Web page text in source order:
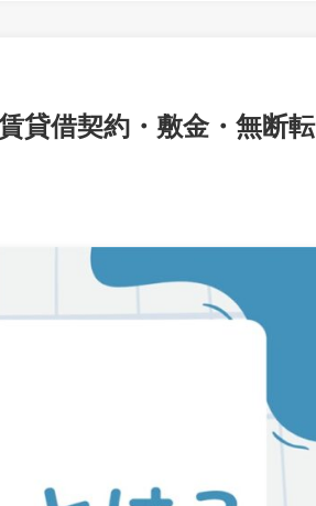
貸借契約・敷金・無断転